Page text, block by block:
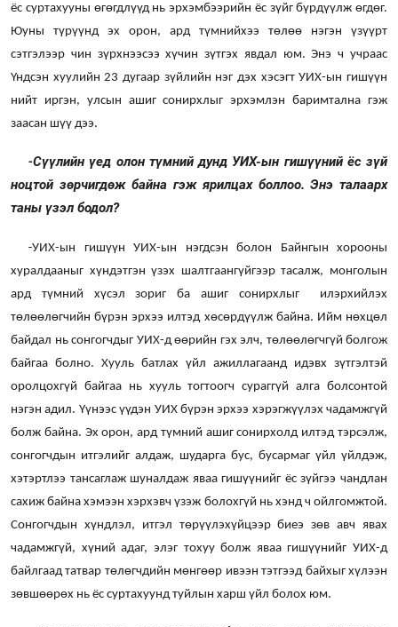
ёс суртахууны өгөгдлүүд нь эрхэмбээрийн ёс зүйг бүрдүүлж өгдөг.
Юуны түрүүнд эх орон, ард түмнийхээ төлөө нэгэн үзүүрт
сэтгэлээр чин зүрхнээсээ хүчин зүтгэх явдал юм. Энэ ч учраас
Үндсэн хуулийн 23 дугаар зүйлийн нэг дэх хэсэгт УИХ-ын гишүүн
нийт иргэн, улсын ашиг сонирхлыг эрхэмлэн баримтална гэж
заасан шүү дээ.
-Сүүлийн үед олон түмний дунд УИХ-ын гишүүний ёс зүй
ноцтой зөрчигдөж байна гэж ярилцах боллоо. Энэ талаарх
таны үзэл бодол?
-УИХ-ын гишүүн УИХ-ын нэгдсэн болон Байнгын хорооны
хуралдааныг хүндэтгэн үзэх шалтгаангүйгээр тасалж, монголын
ард түмний хүсэл зориг ба ашиг сонирхлыг илэрхийлэх
төлөөлөгчийн бүрэн эрхээ илтэд хөсөрдүүлж байна. Ийм нөхцөл
байдал нь сонгогчдыг УИХ-д өөрийн гэх элч, төлөөлөгчгүй болгож
байгаа болно. Хууль батлах үйл ажиллагаанд идэвх зүтгэлтэй
оролцохгүй байгаа нь хууль тогтоогч сураггүй алга болсонтой
нэгэн адил. Үүнээс үүдэн УИХ бүрэн эрхээ хэрэгжүүлэх чадамжгүй
болж байна. Эх орон, ард түмний ашиг сонирхолд илтэд тэрсэлж,
сонгогчдын итгэлийг алдаж, шударга бус, бусармаг үйл үйлдэж,
хэтэртлээ тансаглаж шуналдаж яваа гишүүнийг ёс зүйгээ чандлан
сахиж байна хэмээн хэрхэвч үзэж болохгүй нь хэнд ч ойлгомжтой.
Сонгогчдын хүндлэл, итгэл төрүүлэхүйцээр биеэ зөв авч явах
чадамжгүй, хүний адаг, элэг тохуу болж яваа гишүүнийг УИХ-д
байлгаад татвар төлөгчдийн мөнгөөр ивээн тэтгээд байхыг хүлээн
зөвшөөрөх нь ёс суртахуунд туйлын харш үйл болох юм.